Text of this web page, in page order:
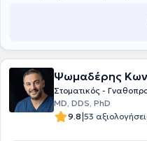
Ψωμαδέρης
Στοματικός -
MD, DDS, PhD
9.8|53